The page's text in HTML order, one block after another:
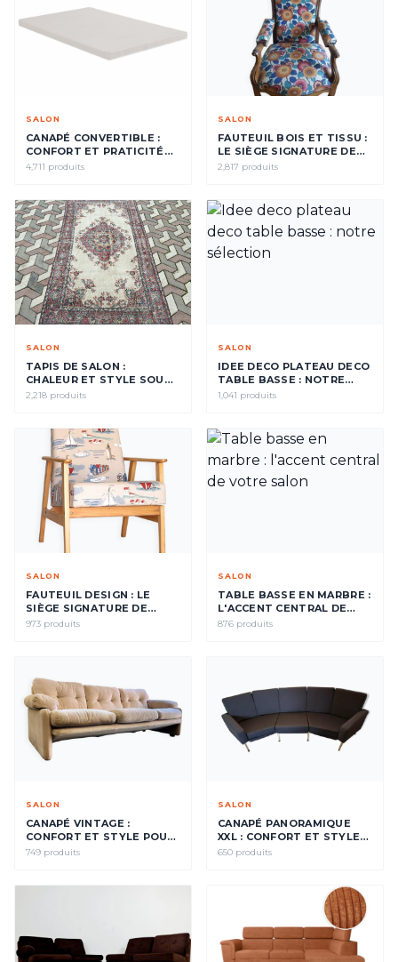
SALON
CANAPÉ CONVERTIBLE :
CONFORT ET PRATICITÉ
AU SALON
4,711 produits
SALON
FAUTEUIL BOIS ET TISSU :
LE SIÈGE SIGNATURE DE
VOTRE INTÉRIEUR
2,817 produits
SALON
TAPIS DE SALON :
CHALEUR ET STYLE SOUS
VOS PIEDS
2,218 produits
SALON
IDEE DECO PLATEAU DECO
TABLE BASSE : NOTRE
SÉLECTION
1,041 produits
SALON
FAUTEUIL DESIGN : LE
SIÈGE SIGNATURE DE
VOTRE INTÉRIEUR
973 produits
SALON
TABLE BASSE EN MARBRE :
L'ACCENT CENTRAL DE
VOTRE SALON
876 produits
SALON
CANAPÉ VINTAGE :
CONFORT ET STYLE POUR
VOTRE SALON
749 produits
SALON
CANAPÉ PANORAMIQUE
XXL : CONFORT ET STYLE
POUR VOTRE SALON
650 produits